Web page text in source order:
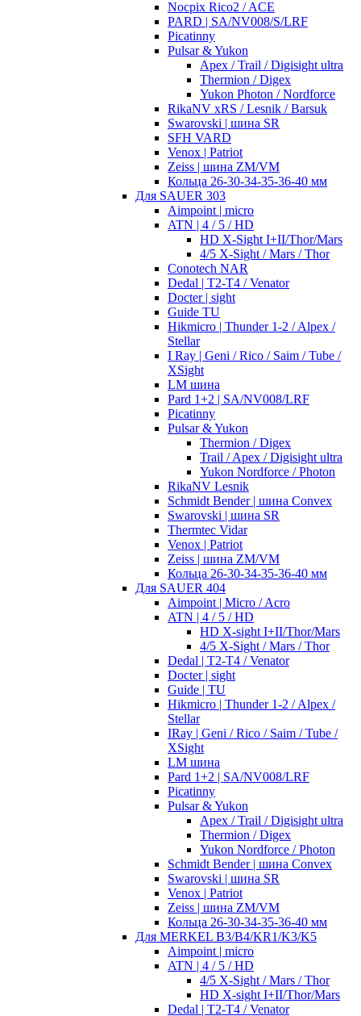
Nocpix Rico2 / ACE
PARD | SA/NV008/S/LRF
Picatinny
Pulsar & Yukon
Apex / Trail / Digisight ultra
Thermion / Digex
Yukon Photon / Nordforce
RikaNV xRS / Lesnik / Barsuk
Swarovski | шина SR
SFH VARD
Venox | Patriot
Zeiss | шина ZM/VM
Кольца 26-30-34-35-36-40 мм
Для SAUER 303
Aimpoint | micro
ATN | 4 / 5 / HD
HD X-Sight I+II/Thor/Mars
4/5 X-Sight / Mars / Thor
Conotech NAR
Dedal | T2-T4 / Venator
Docter | sight
Guide TU
Hikmicro | Thunder 1-2 / Alpex /
Stellar
I Ray | Geni / Rico / Saim / Tube /
XSight
LM шина
Pard 1+2 | SA/NV008/LRF
Picatinny
Pulsar & Yukon
Thermion / Digex
Trail / Apex / Digisight ultra
Yukon Nordforce / Photon
RikaNV Lesnik
Schmidt Bender | шина Convex
Swarovski | шина SR
Thermtec Vidar
Venox | Patriot
Zeiss | шина ZM/VM
Кольца 26-30-34-35-36-40 мм
Для SAUER 404
Aimpoint | Micro / Acro
ATN | 4 / 5 / HD
HD X-sight I+II/Thor/Mars
4/5 X-Sight / Mars / Thor
Dedal | T2-T4 / Venator
Docter | sight
Guide | TU
Hikmicro | Thunder 1-2 / Alpex /
Stellar
IRay | Geni / Rico / Saim / Tube /
XSight
LM шина
Pard 1+2 | SA/NV008/LRF
Picatinny
Pulsar & Yukon
Apex / Trail / Digisight ultra
Thermion / Digex
Yukon Nordforce / Photon
Schmidt Bender | шина Convex
Swarovski | шина SR
Venox | Patriot
Zeiss | шина ZM/VM
Кольца 26-30-34-35-36-40 мм
Для MERKEL B3/B4/KR1/K3/K5
Aimpoint | micro
ATN | 4 / 5 / HD
4/5 X-Sight / Mars / Thor
HD X-sight I+II/Thor/Mars
Dedal | T2-T4 / Venator